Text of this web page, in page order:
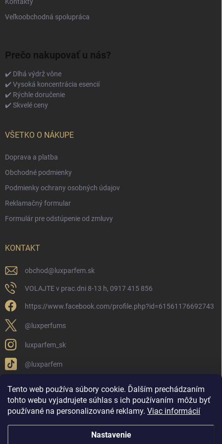
Tento web používa súbory cookie. Ďalším prechádzaním
tohto webu vyjadrujete súhlas s ich používaním môžu byť
používané na personalizované reklamy. Viac informácií
Nastavenie
Kontakty
Veľkoobchodná spolupráca
Prečo nakupovať u nás?
✔️ Dlhá výdrž vône
✔️ Vysoká koncentrácia esencií
✔️ Rýchle doručenie
✔️ Skvelé ceny
VŠETKO O NÁKUPE
Doprava a platba
Obchodné podmienky
Podmienky ochrany osobných údajov
Reklamačný formular
Formulár pre odstúpenie od zmluvy
KONTAKT
obchod@ luxparfem.sk
VOLAJTE v prac.dni 8-13 h, 0917 415 856
https://www.facebook.com/profile.php?id=61561176692743
@luxperfums
luxparfem_sk
@luxparfem
LUX PARFÉM NOVÁKY
Lux Parfém Skupina na FB
Lux Parfum - Česká Republika
Lux Parfumok - Hungary